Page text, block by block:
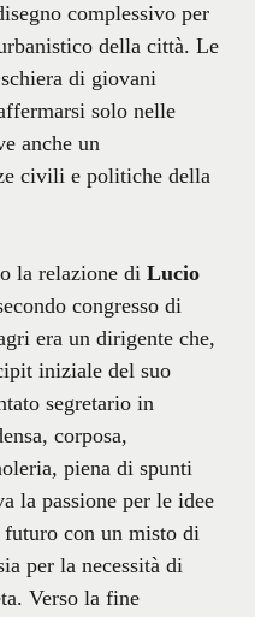
complessivo per
della città. Le
di giovani
solo nelle
anche un
civili e politiche della
la relazione di Lucio
congresso di
era un dirigente che,
iniziale del suo
segretario in
corposa,
piena di spunti
la passione per le idee
futuro con un misto di
per la necessità di
Verso la fine